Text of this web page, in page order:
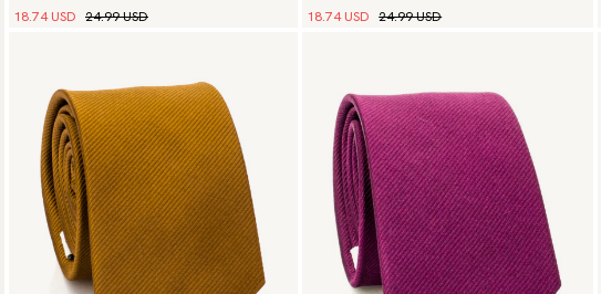
18.74 USD 24.99 USD
18.74 USD 24.99 USD